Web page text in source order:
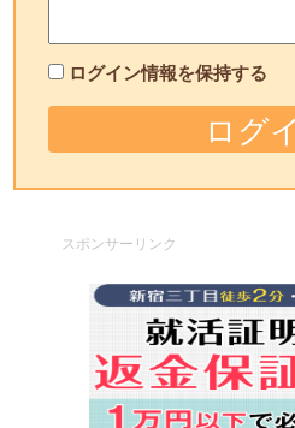
ログイン情報を保持する
スポンサーリンク